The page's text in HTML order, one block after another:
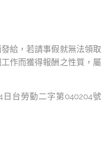
給，若請事假就無法領取
作而獲得報酬之性質，屬
台勞動二字第040204號